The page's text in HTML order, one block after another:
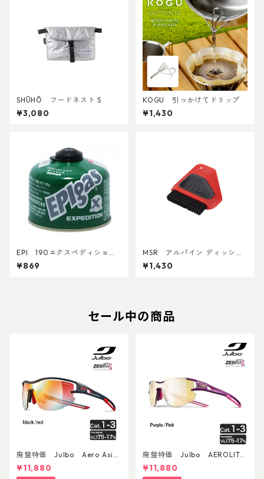
SHŪHŌ フードネスト S
¥3,080
KOGU 引っかけてドリップ
¥1,430
EPI 190エクスペディション
カートリッジ
¥869
MSR アルパイン ディッシュ
ブラシ／スクレイパー
¥1,430
セール中の商品
廃盤特価 Julbo Aero Asia
nFit
¥11,880
廃盤特価 Julbo AEROLITE
AsianFit
¥11,880